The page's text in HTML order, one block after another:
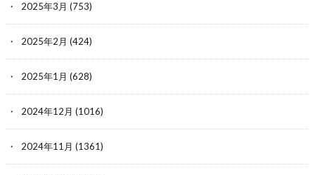
2025年3月 (753)
2025年2月 (424)
2025年1月 (628)
2024年12月 (1016)
2024年11月 (1361)